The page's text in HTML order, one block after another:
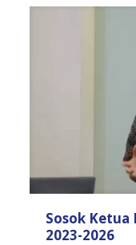
Sosok Ketua
2023-2026